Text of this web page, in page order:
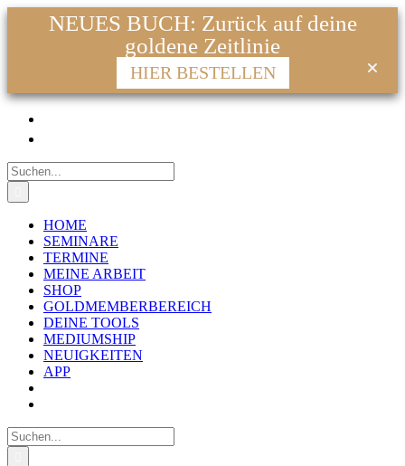
NEUES BUCH: Zurück auf deine
goldene Zeitlinie
HIER BESTELLEN
Zum
Inhalt
Facebook
Instagram
YouTube
WhatsApp
Suche
nach:
HOME
SEMINARE
TERMINE
MEINE ARBEIT
SHOP
GOLDMEMBERBEREICH
DEINE TOOLS
MEDIUMSHIP
NEUIGKEITEN
APP
Suche
nach: